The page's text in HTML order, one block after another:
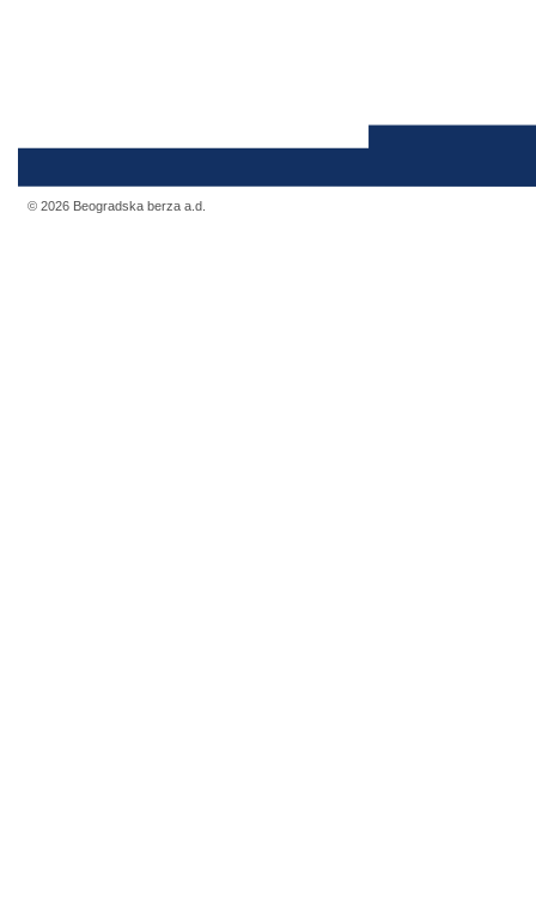
© 2026 Beogradska berza a.d.